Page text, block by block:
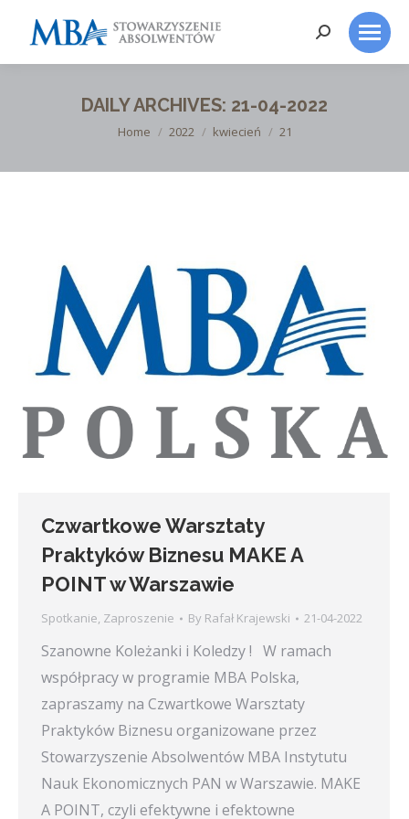
Search:
DAILY ARCHIVES: 21-04-2022
You are here:
Home 2022 kwiecień 21
Czwartkowe Warsztaty
Praktyków Biznesu MAKE A
POINT w Warszawie
Spotkanie, Zaproszenie By Rafał Krajewski 21-04-2022
Szanowne Koleżanki i Koledzy ! W ramach
współpracy w programie MBA Polska,
zapraszamy na Czwartkowe Warsztaty
Praktyków Biznesu organizowane przez
Stowarzyszenie Absolwentów MBA Instytutu
Nauk Ekonomicznych PAN w Warszawie. MAKE
A POINT, czyli efektywne i efektowne